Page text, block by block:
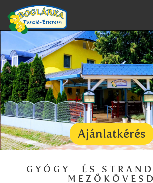
Ajánlatkérés
GYÓGY- ÉS
MEZŐKÖVESD